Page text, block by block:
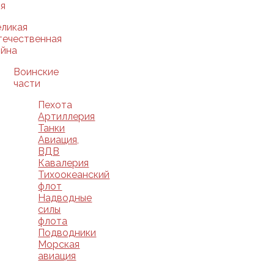
Воинские
части
Пехота
Артиллерия
Танки
Авиация,
ВДВ
Кавалерия
Тихоокеанский
флот
Надводные
силы
флота
Подводники
Морская
авиация